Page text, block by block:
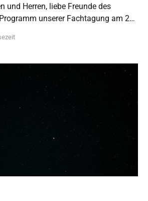
und Herren, liebe Freunde des
spannende, aktuelle Themen
Unsere
ebenfalls eine Reihe von